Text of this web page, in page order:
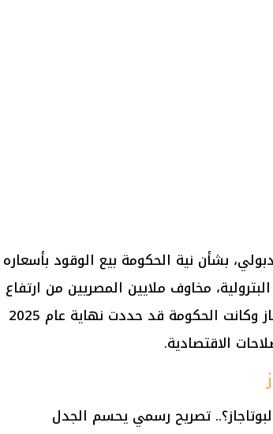
بشأن نية الحكومة بيع الوقود بأسعاره
مخاوف ملايين المصريين من ارتفاع
مفاجئ في سعر أسطوانات البوتاجاز وكانت الحكومة قد حددت نهاية عام 2025
الاقتصادية.